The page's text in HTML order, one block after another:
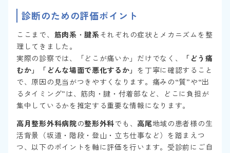
診断のための評価ポイント
ここまで、 筋肉系 ・腱系それぞれの症状とメカニズムを整
理してきました。
実際の診察では、「どこが痛いか」だけでなく、
「どう痛
むか」「どんな場面で悪化するか」 を丁寧に確認すること
で、原因の見当がつきやすくなります。痛みの“質”や“出
るタイミング”は、筋肉・腱・付着部など、どこに負担が
集中しているかを推定する重要な情報になります。
高月整形外科病院の整形外科でも、 高尾地域の患者様の生
活背景（坂道・階段・登山・立ち仕事など）を踏まえつ
つ、以下のポイントを軸に評価を行います。受診前にご自